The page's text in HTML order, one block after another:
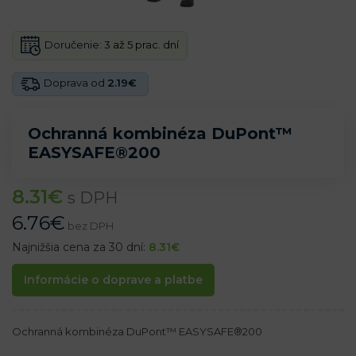
Ochranná kombinéza DuPont™
EASYSAFE®200
Doprava od 2.19€
Doručenie: 3 až 5 prac. dní
8.31€ s DPH
6.76€ bez DPH
Najnižšia cena za 30 dní: 8.31€
Informácie o doprave a platbe
Ochranná kombinéza DuPont™ EASYSAFE®200